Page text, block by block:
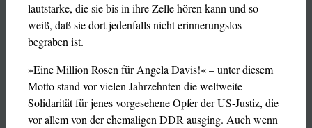
lautstarke, die sie bis in ihre Zelle hören kann und so
weiß, daß sie dort jedenfalls nicht erinnerungslos
begraben ist.
»Eine Million Rosen für Angela Davis!« – unter diesem
Motto stand vor vielen Jahrzehnten die weltweite
Solidarität für jenes vorgesehene Opfer der US-Justiz, die
vor allem von der ehemaligen DDR ausging. Auch wenn